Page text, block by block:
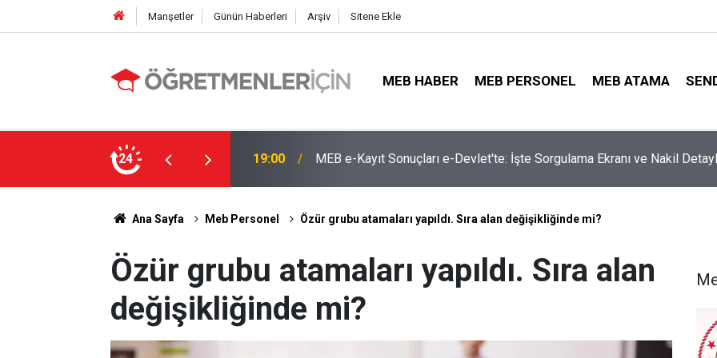
Manşetler Günün Haberleri Arşiv Sitene Ekle
MEB HABER MEB PERSONEL MEB ATAMA
24
İşte Sorgulama Ekranı ve Nakil Detayları 09:02 4 Branşta Öğretmenleri Norm Fazlası Tehlikesi Bekliyor!
Ana Sayfa Meb Personel Özür grubu atamaları yapıldı. Sıra alan değişikliğinde mi?
Özür grubu atamaları yapıldı. Sıra alan
değişikliğinde mi?